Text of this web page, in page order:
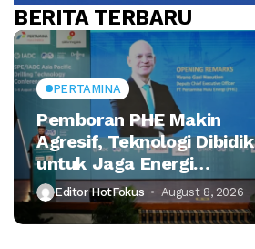
BERITA TERBARU
PERTAMINA
Pemboran PHE Makin
Agresif, Teknologi Dibidik
untuk Jaga Energi
Nasional
Editor HotFokus August 8, 2026